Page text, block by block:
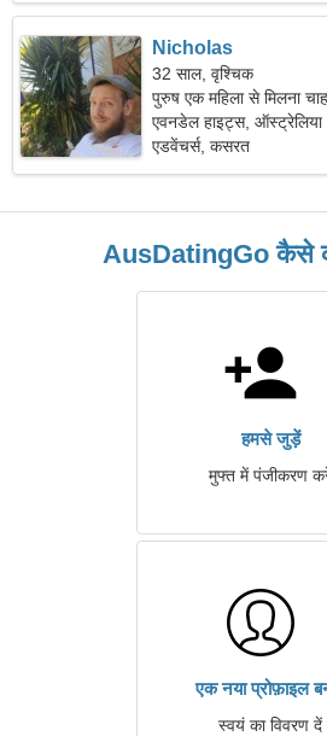
Nicholas
32 साल, वृश्चिक
पुरुष एक महिला से मिलना
एवनडेल हाइट्स, ऑस्ट्रेलिया
एडवेंचर्स, कसरत
AusDatingGo कैसे
हमसे जुड़ें
मुफ्त में पंजीकरण
एक नया प्रोफ़ाइल
स्वयं का विवरण दें